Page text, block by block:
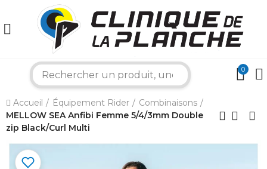
0
Accueil Équipement Rider
Combinaisons
MELLOW SEA Anfibi Femme 5/4/3mm Double
zip Black/Curl Multi
×
Bonjour ! Je suis votre expert nautique.
Comment puis-je vous aider aujourd'hui ?